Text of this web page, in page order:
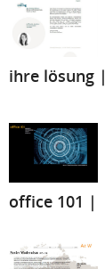
ihre lösung |
office 101 |